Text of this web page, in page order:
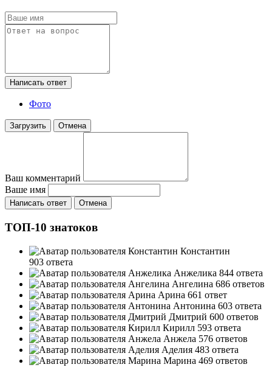
Написать ответ
Фото
Загрузить Отмена
Ваш комментарий
Ваше имя
Написать ответ Отмена
ТОП-10 знатоков
Константин
903 ответа
Анжелика 844 ответа
Ангелина 686 ответов
Арина 661 ответ
Антонина 603 ответа
Дмитрий 600 ответов
Кирилл 593 ответа
Анжела 576 ответов
Аделия 483 ответа
Марина 469 ответов